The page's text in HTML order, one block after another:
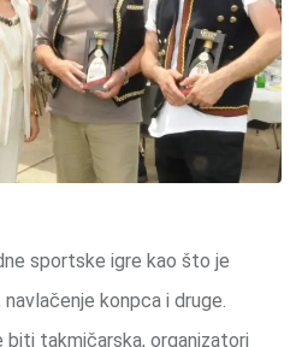
sportske igre kao što je
konpca i druge.
biti takmičarska, organizatori